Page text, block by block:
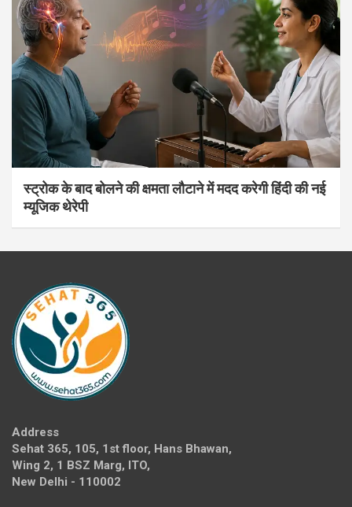
स्ट्रोक के बाद बोलने की क्षमता लौटाने में मदद करेगी हिंदी की नई
म्यूजिक थेरेपी
Address
Sehat 365, 105, 1st floor, Hans Bhawan,
Wing 2, 1 BSZ Marg, ITO,
New Delhi - 110002